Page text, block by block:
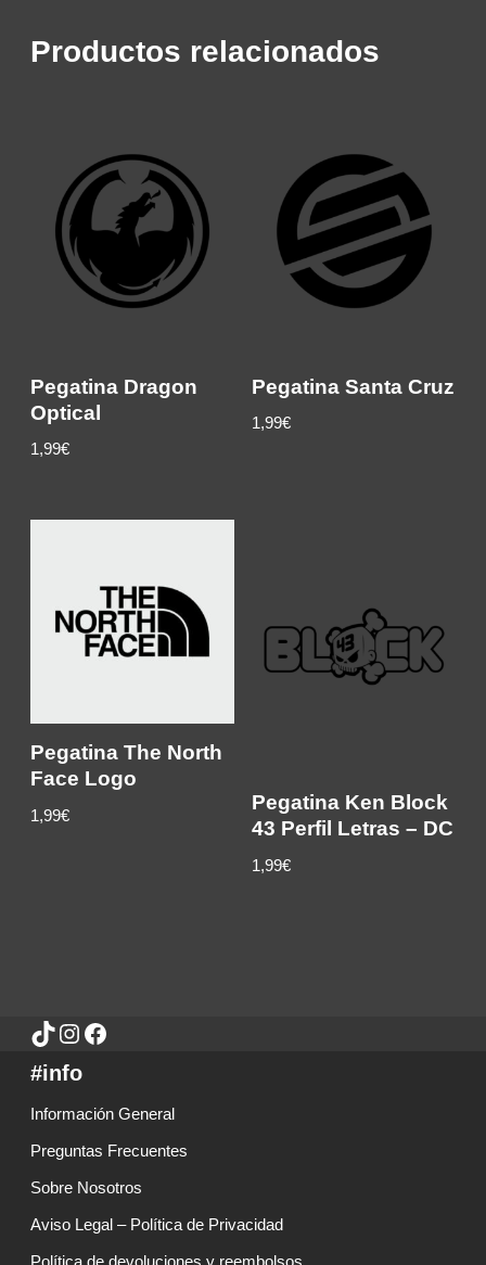
Productos relacionados
Pegatina Dragon
Optical
1,99€
Pegatina Santa Cruz
1,99€
Pegatina The North
Face Logo
1,99€
Pegatina Ken Block
43 Perfil Letras – DC
1,99€
#info
Información General
Preguntas Frecuentes
Sobre Nosotros
Aviso Legal – Política de Privacidad